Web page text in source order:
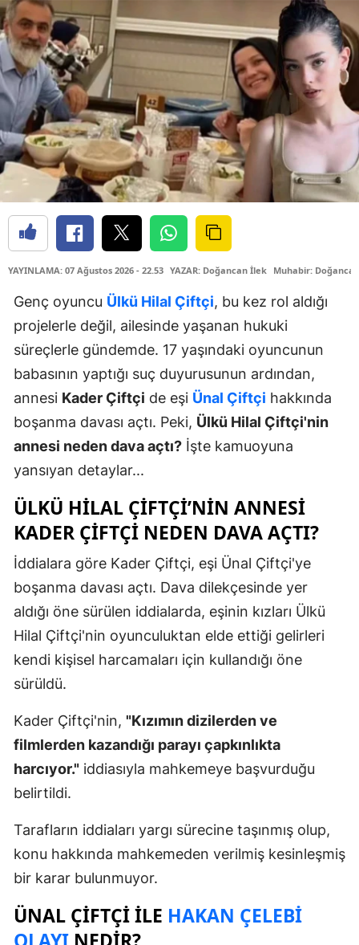
YAYINLAMA: 07 Ağustos 2026 - 22.53 YAZAR: Doğancan İlek Muhabir:
Genç oyuncu Ülkü Hilal Çiftçi, bu kez rol aldığı
projelerle değil, ailesinde yaşanan hukuki
süreçlerle gündemde. 17 yaşındaki oyuncunun
babasının yaptığı suç duyurusunun ardından,
annesi Kader Çiftçi de eşi Ünal Çiftçi hakkında
boşanma davası açtı. Peki, Ülkü Hilal Çiftçi'nin
annesi neden dava açtı? İşte kamuoyuna
yansıyan detaylar...
ÜLKÜ HILAL ÇIFTÇI’NIN ANNESI
KADER ÇIFTÇI NEDEN DAVA AÇTI?
İddialara göre Kader Çiftçi, eşi Ünal Çiftçi'ye
boşanma davası açtı. Dava dilekçesinde yer
aldığı öne sürülen iddialarda, eşinin kızları Ülkü
Hilal Çiftçi'nin oyunculuktan elde ettiği gelirleri
kendi kişisel harcamaları için kullandığı öne
sürüldü.
Kader Çiftçi'nin, "Kızımın dizilerden ve
filmlerden kazandığı parayı çapkınlıkta
harcıyor." iddiasıyla mahkemeye başvurduğu
belirtildi.
Tarafların iddiaları yargı sürecine taşınmış olup,
konu hakkında mahkemeden verilmiş kesinleşmiş
bir karar bulunmuyor.
ÜNAL ÇIFTÇI ILE HAKAN ÇELEBI